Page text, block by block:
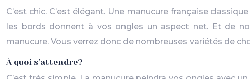
C’est chic. C’est élégant. Une manucure française
les bords donnent à vos ongles un aspect net. Et de
manucure. Vous verrez donc de nombreuses variétés de
À quoi s’attendre?